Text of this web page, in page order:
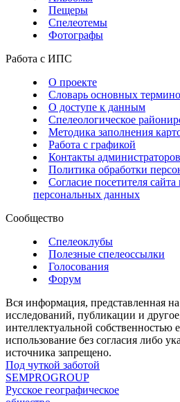
Пещеры
Спелеотемы
Фотографы
Работа с ИПС
О проекте
Словарь основных
О доступе к данным
Спелеологическое
Методика заполнения
Работа с графикой
Контакты администраторов
Политика обработки
Согласие посетителя
персональных данных
Сообщество
Спелеоклубы
Полезные спелеоссылки
Голосования
Форум
Вся информация, представленная
исследований, публикации и
интеллектуальной собственностью
использование без согласия либо
источника запрещено.
Под чуткой заботой
SEMPROGROUP
Русское географическое